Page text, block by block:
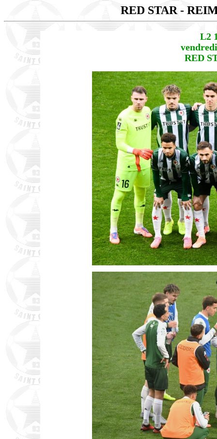
RED STAR -
L2
RED